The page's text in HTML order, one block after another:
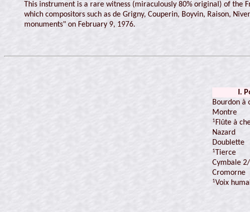
This instrument is a rare witness (miraculously 80% original) of
which compositors such as de Grigny, Couperin, Boyvin, Raison,
monuments" on February 9, 1976.
I.
Bourdon à
Montre
1Flûte à
Nazard
Doublette
1Tierce
Cymbale
Cromorne
1Voix